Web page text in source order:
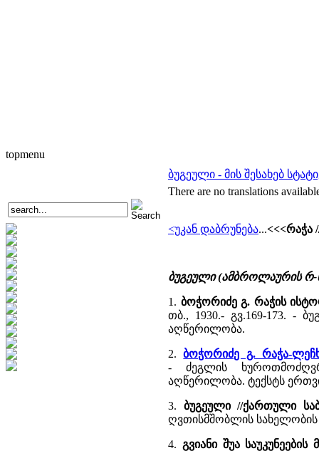
topmenu
ბუგეული - მის შესახებ
There are no translations
<უკან დაბრუნება...<<<რაჭა
ბუგეული (ამბროლაურის
1. ბოჭორიძე გ. რაჭის
თბ., 1930.- გვ.169-173. -
აღწერილობა.
2.ბოჭორიძე გ. რაჭა-
- ძეგლის
აღწერილობა. ტექსტს
3. ბუგეული //ქართული
ღვთისმშობლის სახელობის
4. გვიანი შუა